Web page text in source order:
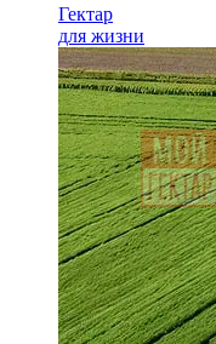
Гектар
для жизни